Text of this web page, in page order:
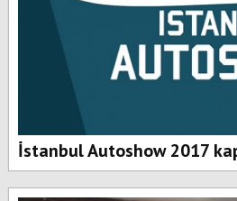
İstanbul Autoshow 2017